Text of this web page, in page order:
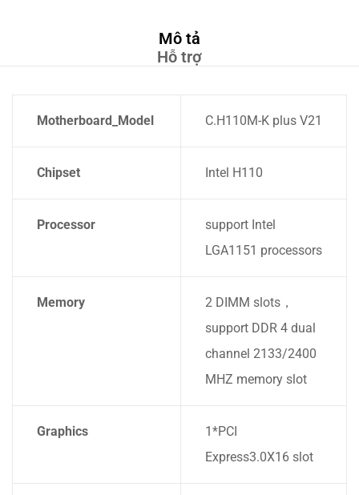
Mô tả
Hỗ trợ
Motherboard_Model C.H110M-K plus V21
Chipset Intel H110
Processor
support Intel
LGA1151 processors
Memory
2 DIMM slots，
support DDR 4 dual
channel 2133/2400
MHZ memory slot
Graphics
1*PCI
Express3.0X16 slot